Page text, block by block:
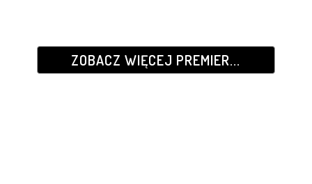
ZOBACZ WIĘCEJ PREMIER...